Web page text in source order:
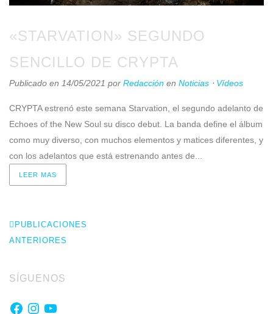
«STARVATION» SEGUNDO
SENCILLO DE CRYPTA
Publicado en 14/05/2021 por Redacción en Noticias ⋅ Vídeos
CRYPTA estrenó este semana Starvation, el segundo adelanto de
Echoes of the New Soul su disco debut. La banda define el álbum
como muy diverso, con muchos elementos y matices diferentes, y
con los adelantos que está estrenando antes de...
LEER MAS
PUBLICACIONES
ANTERIORES
SÍGUENOS
Facebook
Instagram
YouTube